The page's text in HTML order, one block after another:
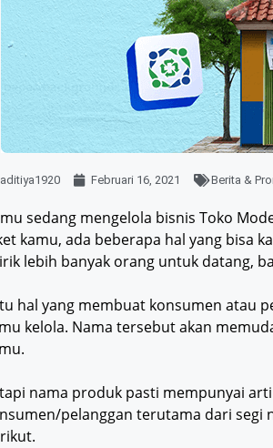
aditiya1920 Februari 16, 2021 Berita &
sedang mengelola bisnis Toko
kamu, ada beberapa hal yang bisa
lebih banyak orang untuk datang,
hal yang membuat konsumen atau
kelola. Nama tersebut akan
nama produk pasti mempunyai
pelanggan terutama dari segi